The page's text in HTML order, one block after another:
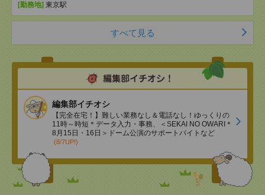
[勤務地] 東京駅
すべて見る
編集部イチオシ
【完全在宅！】難しい業務なし＆電話なし！ゆっくりの
11時～時短＊データ入力・事務、＜SEKAI NO OWARI＊
8月15日・16日＞ドーム公演のサポートバイトなど
(8/7UP!)